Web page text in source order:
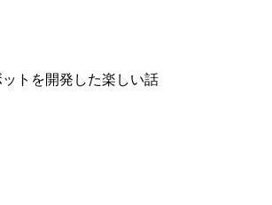
トを開発した楽しい話